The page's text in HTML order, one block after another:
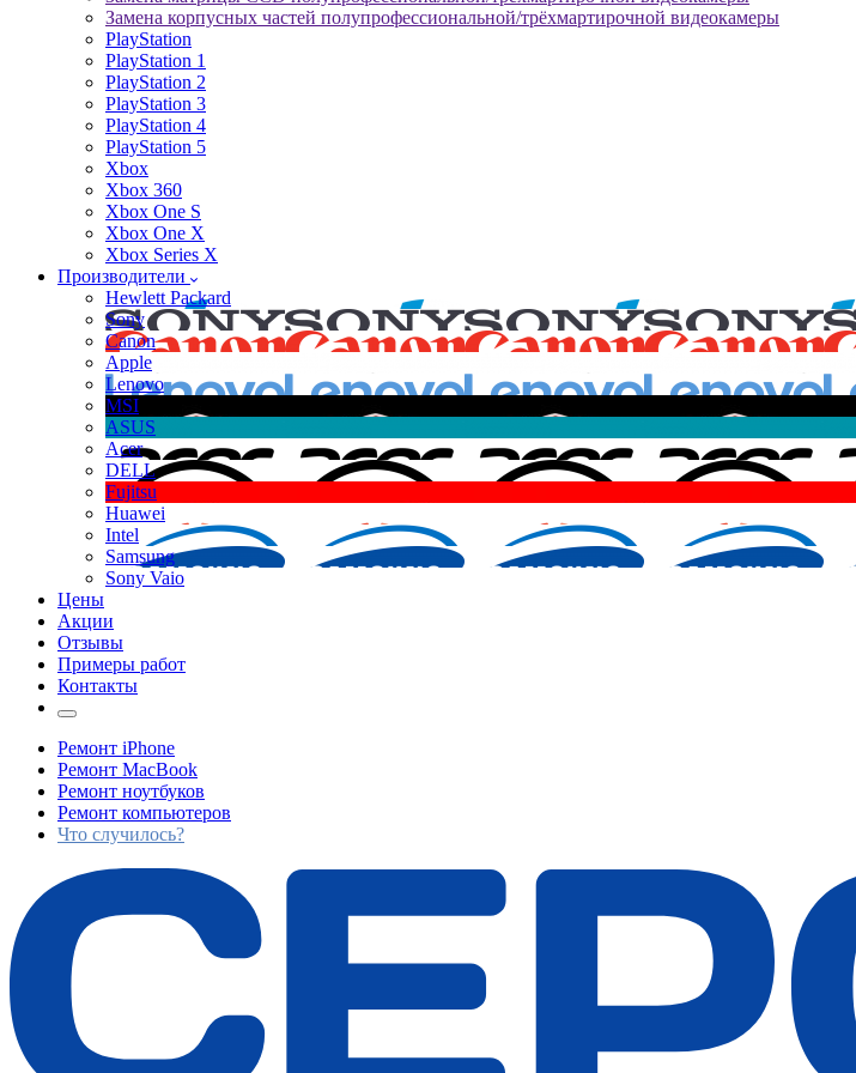
Замена корпусных частей полупрофессиональной/трёхмартирочной видеокамеры
PlayStation
PlayStation 1
PlayStation 2
PlayStation 3
PlayStation 4
PlayStation 5
Xbox
Xbox 360
Xbox One S
Xbox One X
Xbox Series X
Производители
Hewlett Packard
Sony
Canon
Apple
Lenovo
MSI
ASUS
Acer
DELL
Fujitsu
Huawei
Intel
Samsung
Sony Vaio
Цены
Акции
Отзывы
Примеры работ
Контакты
Ремонт iPhone
Ремонт MacBook
Ремонт ноутбуков
Ремонт компьютеров
Что случилось?